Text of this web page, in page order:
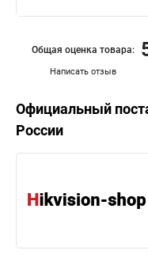
Написать отзыв
Общая оценка товара:
Официальный
России